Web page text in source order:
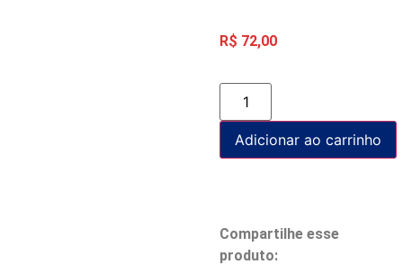
R$ 72,00
Adicionar ao carrinho
Compartilhe esse
produto: